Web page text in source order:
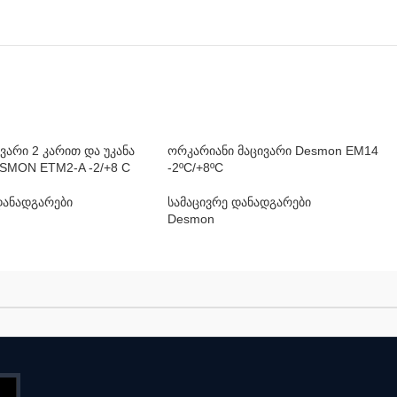
2 კარით და უკანა
ETM2-A -2/+8 С
ორკარიანი მაცივარი Desmon EM14
-2ºC/+8ºC
სამაცივრე დანადგარები
Desmon